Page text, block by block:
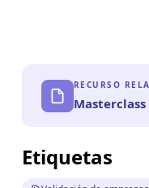
RECURSO
Masterclass
Etiquetas